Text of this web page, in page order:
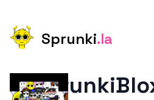
Sprunki.la